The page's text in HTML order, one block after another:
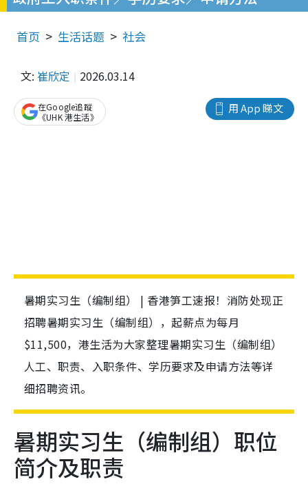
首页 生活话题 社会
文: 崔欣定 2026.03.14
用 App 睇文
在Google追蹤
《UHK 港生活》
暑期实习生（编制组） | 香港笋工速报！消防处现正
招聘暑期实习生（编制组），起薪点为每月
$11,500，港生活为大家整理暑期实习生（编制组）
人工、职责、入职条件、学历要求及申请方法等详
细招聘资讯。
暑期实习生（编制组）职位
简介及职责